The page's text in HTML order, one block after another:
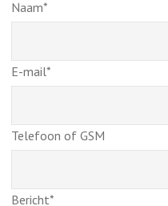
Naam*
E-mail*
Telefoon of GSM
Bericht*